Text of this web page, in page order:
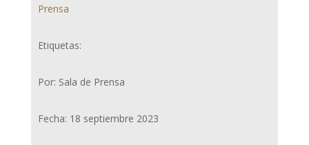
Prensa
Etiquetas:
Por: Sala de Prensa
Fecha: 18 septiembre 2023